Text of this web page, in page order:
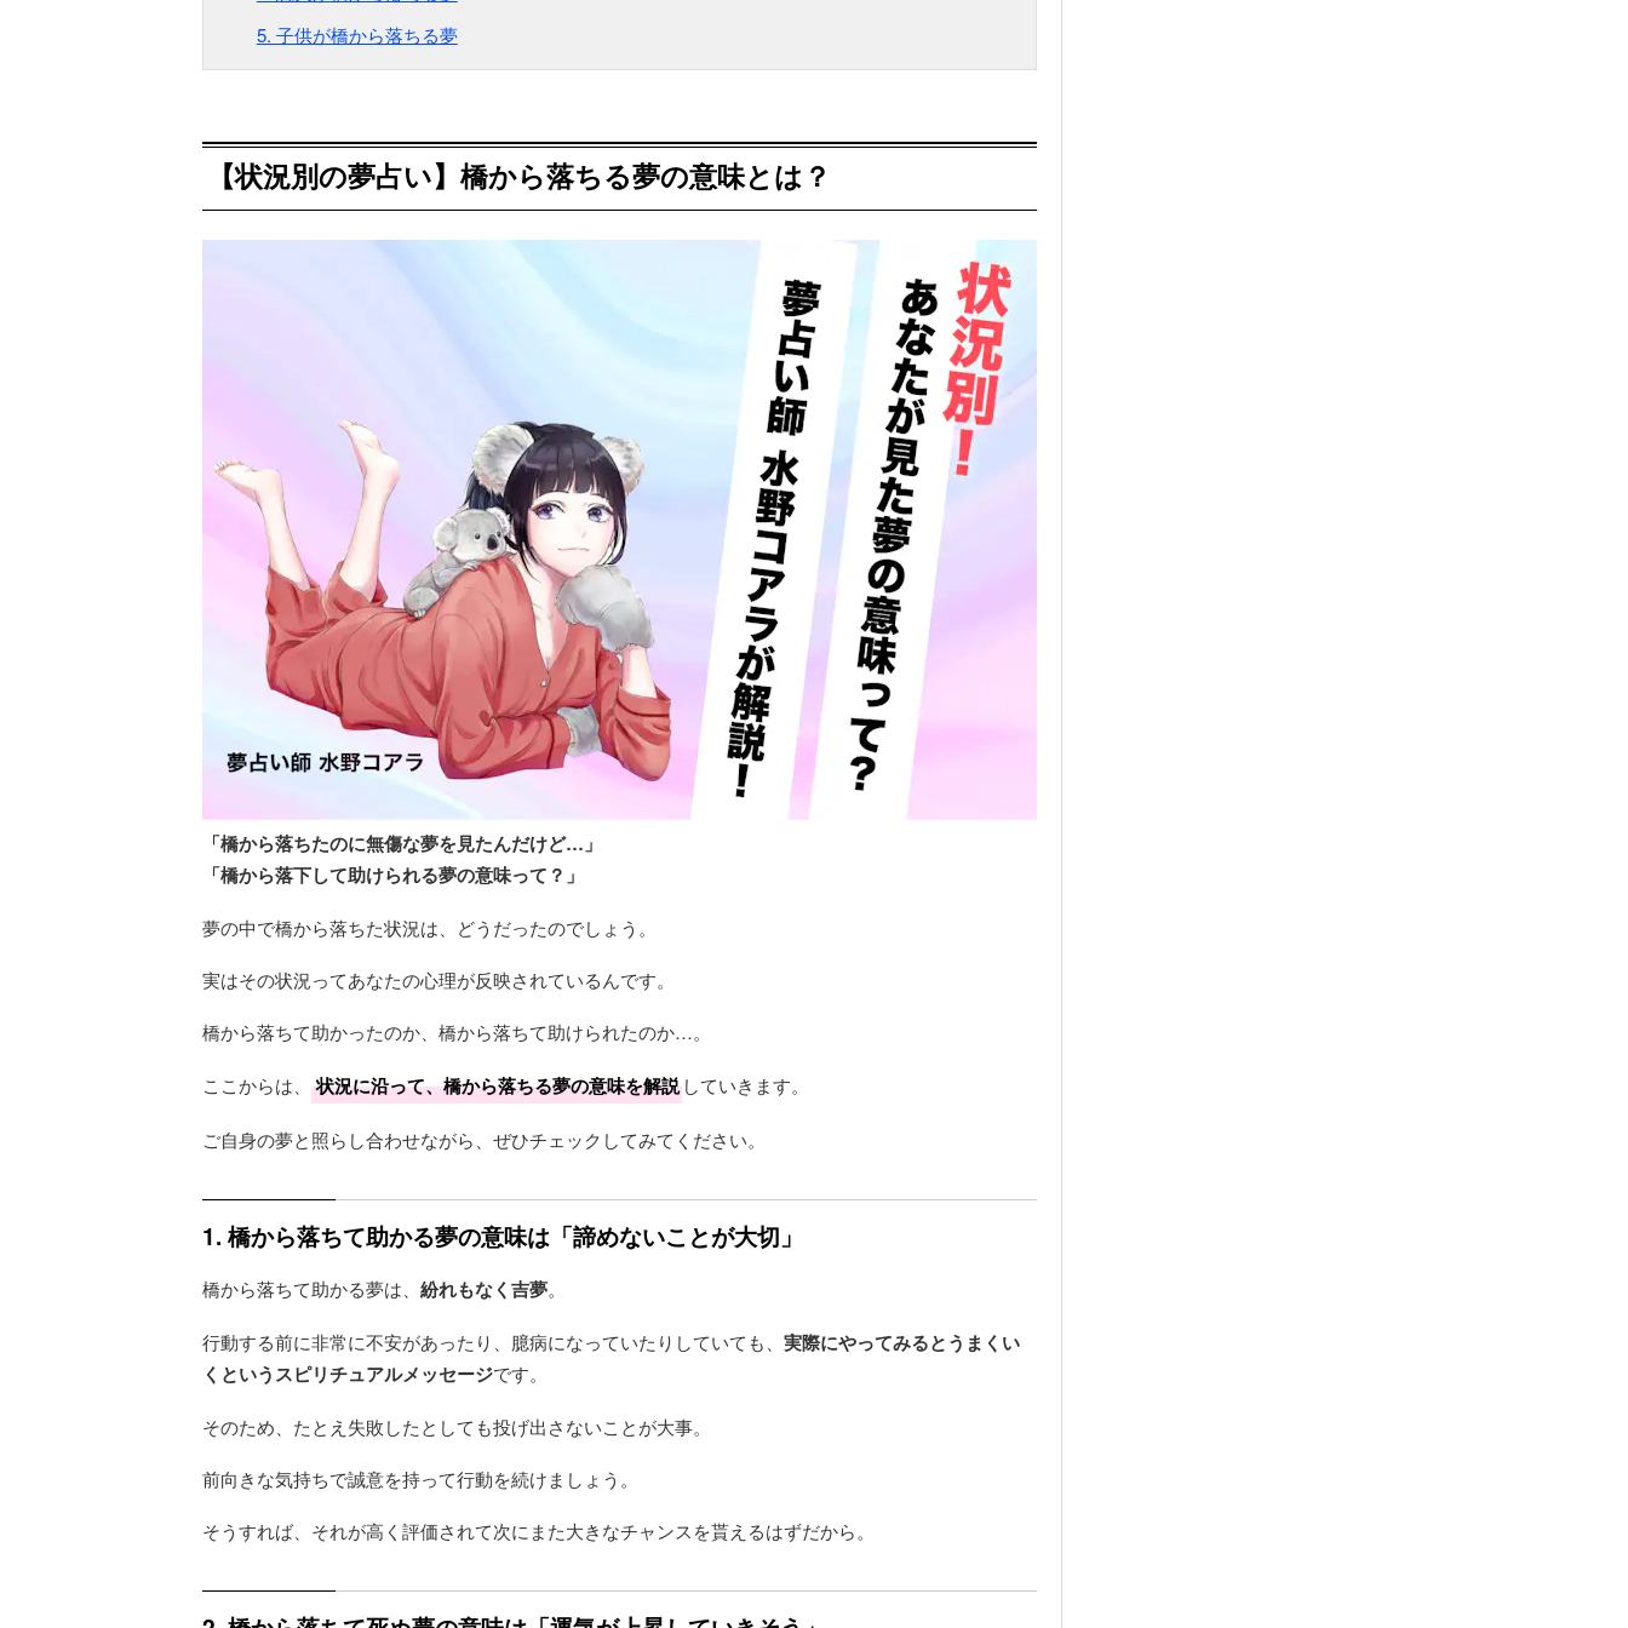
5. 子供が橋から落ちる夢
【状況別の夢占い】橋から落ちる夢の意味とは？
「橋から落ちたのに無傷な夢を見たんだけど…」
「橋から落下して助けられる夢の意味って？」
夢の中で橋から落ちた状況は、どうだったのでしょう。
実はその状況ってあなたの心理が反映されているんです。
橋から落ちて助かったのか、橋から落ちて助けられたのか…。
ここからは、 状況に沿って、橋から落ちる夢の意味を解説 していきます。
ご自身の夢と照らし合わせながら、ぜひチェックしてみてください。
1. 橋から落ちて助かる夢の意味は「諦めないことが大切」
橋から落ちて助かる夢は、 紛れもなく吉夢。
行動する前に非常に不安があったり、臆病になっていたりしていても、 実際にやってみるとうまくい
くというスピリチュアルメッセージです。
そのため、たとえ失敗したとしても投げ出さないことが大事。
前向きな気持ちで誠意を持って行動を続けましょう。
そうすれば、それが高く評価されて次にまた大きなチャンスを貰えるはずだから。